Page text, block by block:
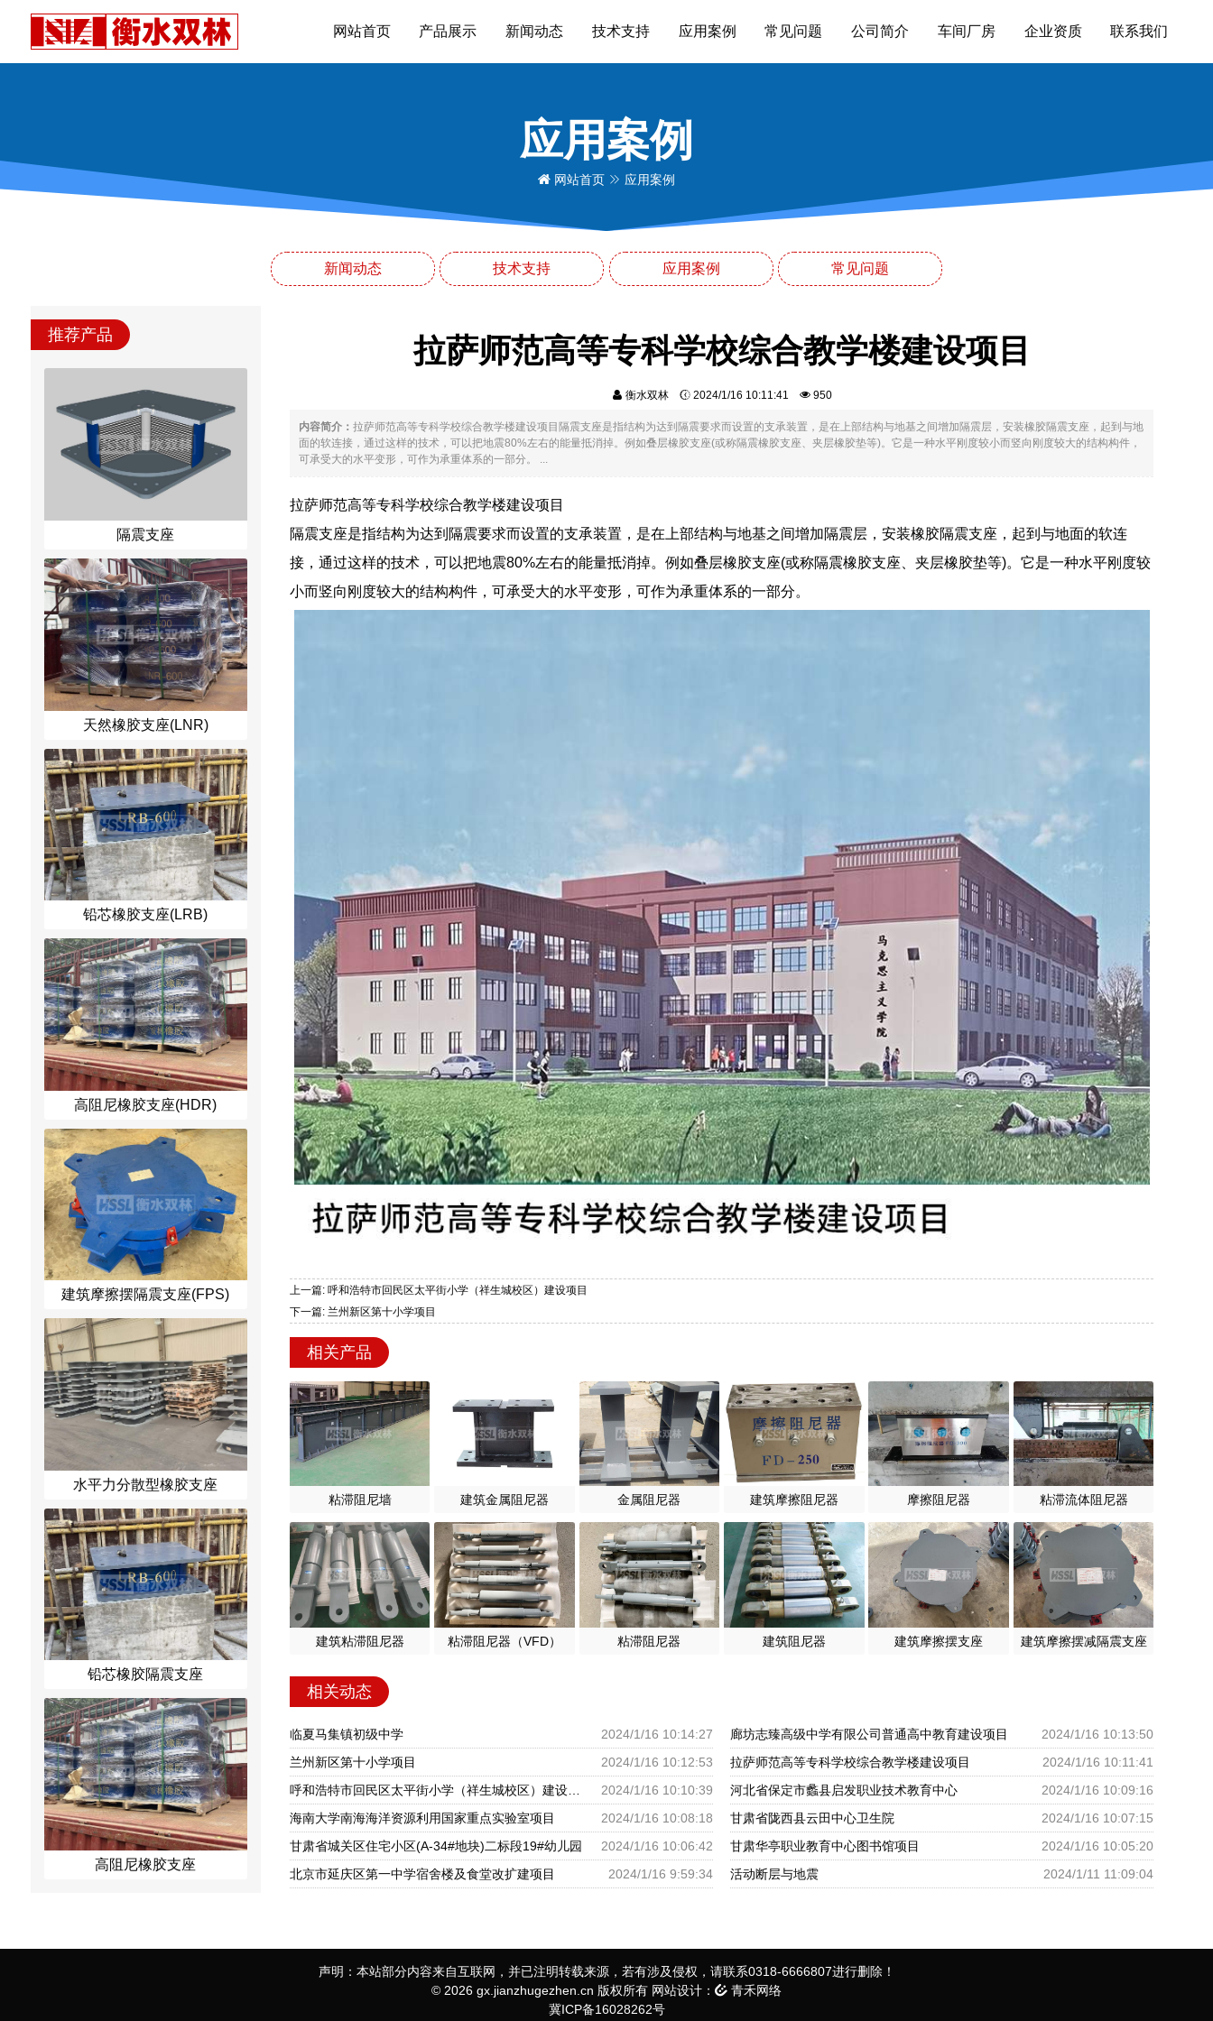
网站首页 产品展示 新闻动态 技术支持 应用案例 常见问题 公司简介 车间厂房 企业资质 联系我们
应用案例
网站首页 应用案例
新闻动态 技术支持 应用案例 常见问题
推荐产品
隔震支座
天然橡胶支座(LNR)
铅芯橡胶支座(LRB)
高阻尼橡胶支座(HDR)
建筑摩擦摆隔震支座(FPS)
水平力分散型橡胶支座
铅芯橡胶隔震支座
高阻尼橡胶支座
拉萨师范高等专科学校综合教学楼建设项目
衡水双林 2024/1/16 10:11:41 950
内容简介： 拉萨师范高等专科学校综合教学楼建设项目隔震支座是指结构为达到隔震要求而设置的支承装置，是在上部结构与地基之间增加隔震层，安装橡胶隔震支座，起到与地
面的软连接，通过这样的技术，可以把地震80%左右的能量抵消掉。例如叠层橡胶支座(或称隔震橡胶支座、夹层橡胶垫等)。它是一种水平刚度较小而竖向刚度较大的结构构件，
可承受大的水平变形，可作为承重体系的一部分。 ...
拉萨师范高等专科学校综合教学楼建设项目
隔震支座是指结构为达到隔震要求而设置的支承装置，是在上部结构与地基之间增加隔震层，安装橡胶隔震支座，起到与地面的软连
接，通过这样的技术，可以把地震80%左右的能量抵消掉。例如叠层橡胶支座(或称隔震橡胶支座、夹层橡胶垫等)。它是一种水平刚度较
小而竖向刚度较大的结构构件，可承受大的水平变形，可作为承重体系的一部分。
上一篇: 呼和浩特市回民区太平街小学（祥生城校区）建设项目
下一篇: 兰州新区第十小学项目
相关产品
粘滞阻尼墙 建筑金属阻尼器 金属阻尼器 建筑摩擦阻尼器 摩擦阻尼器 粘滞流体阻尼器
建筑粘滞阻尼器 粘滞阻尼器（VFD） 粘滞阻尼器 建筑阻尼器 建筑摩擦摆支座 建筑摩擦摆减隔震支座
相关动态
临夏马集镇初级中学 2024/1/16 10:14:27 廊坊志臻高级中学有限公司普通高中教育建设项目
2024/1/16 10:13:50
兰州新区第十小学项目
2024/1/16 10:12:53 拉萨师范高等专科学校综合教学楼建设项目
2024/1/16 10:11:41
呼和浩特市回民区太平街小学（祥生城校区）建设项目
2024/1/16 10:10:39 河北省保定市蠡县启发职业技术教育中心
2024/1/16 10:09:16
海南大学南海海洋资源利用国家重点实验室项目
2024/1/16 10:08:18 甘肃省陇西县云田中心卫生院
2024/1/16 10:07:15
甘肃省城关区住宅小区(A-34#地块)二标段19#幼儿园
2024/1/16 10:06:42 甘肃华亭职业教育中心图书馆项目
2024/1/16 10:05:20
北京市延庆区第一中学宿舍楼及食堂改扩建项目
2024/1/16 9:59:34 活动断层与地震 2024/1/11 11:09:04
声明：本站部分内容来自互联网，并已注明转载来源，若有涉及侵权，请联系0318-6666807进行删除！
© 2026 gx.jianzhugezhen.cn 版权所有 网站设计：
青禾网络
冀ICP备16028262号